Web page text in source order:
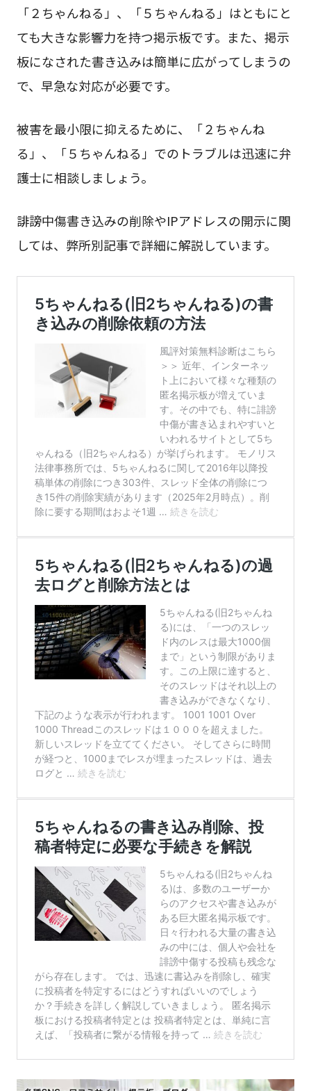
「２ちゃんねる」、「５ちゃんねる」はともにと
ても大きな影響力を持つ掲示板です。また、掲示
板になされた書き込みは簡単に広がってしまうの
で、早急な対応が必要です。
被害を最小限に抑えるために、「２ちゃんね
る」、「５ちゃんねる」でのトラブルは迅速に弁
護士に相談しましょう。
誹謗中傷書き込みの削除やIPアドレスの開示に関
しては、弊所別記事で詳細に解説しています。